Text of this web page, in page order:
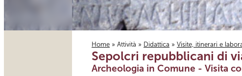
Tu sei qui
Home » Attività » Didattica » Visite, itinerari e
Sepolcri repubblicani di
Archeologia in Comune - Visita